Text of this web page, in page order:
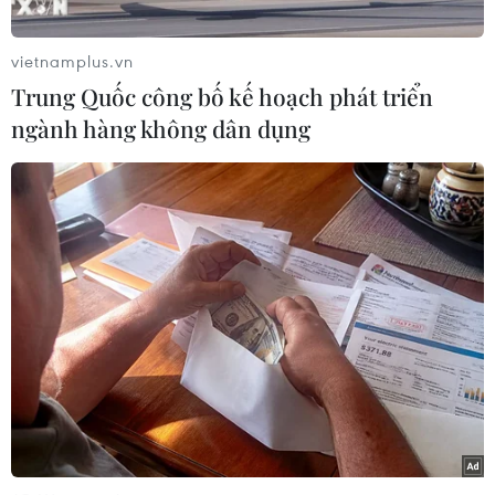
Đông
Phố Wall lập đỉnh lịch sử khi giá dầu
lao dốc mạnh
04/08/2026 00:59
Ngoại giao văn hóa: Nét vẽ làm hoàn
chỉnh bức tranh hợp tác Việt Nam-
Nga
03/08/2026 22:55
Giá gạo xuất khẩu của Ấn Độ tăng lên
mức cao nhất trong gần 10 tháng
vietnamplus.vn
Trung Quốc công bố kế hoạch phát triển
ngành hàng không dân dụng